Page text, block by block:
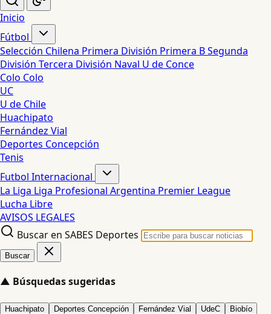
Inicio
Fútbol
Selección Chilena Primera División Primera BSegunda
División Tercera División Naval U de Conce
Colo Colo
UC
U de Chile
Huachipato
Fernández Vial
Deportes Concepción
Tenis
Futbol Internacional
La Liga Liga Profesional Argentina Premier League
Lucha Libre
AVISOS LEGALES
Buscar en SABES Deportes
Buscar
▲ Búsquedas sugeridas
Huachipato Deportes Concepción Fernández Vial UdeC Biobío